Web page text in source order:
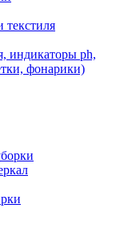
текстиля
индикаторы ph,
фонарики)